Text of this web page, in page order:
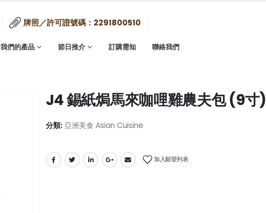
牌照／許可證號碼：2291800510
我們的產品 節日推介 訂購需知 聯絡我們
J4 錫紙焗馬來咖哩雞農夫包 (9寸)
分類:亞洲美食 Asian Cuisine
加入願望列表